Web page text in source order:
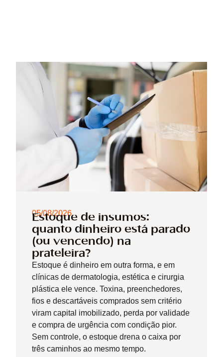
05/08/2026
Estoque de insumos:
quanto dinheiro está parado
(ou vencendo) na
prateleira?
Estoque é dinheiro em outra forma, e em
clínicas de dermatologia, estética e cirurgia
plástica ele vence. Toxina, preenchedores,
fios e descartáveis comprados sem critério
viram capital imobilizado, perda por validade
e compra de urgência com condição pior.
Sem controle, o estoque drena o caixa por
três caminhos ao mesmo tempo.